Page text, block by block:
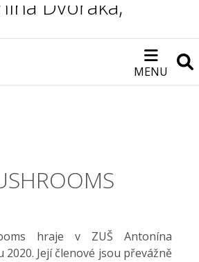
Dvořáka,
MENU
hraje v ZUŠ Antonína
Její členové jsou převážně